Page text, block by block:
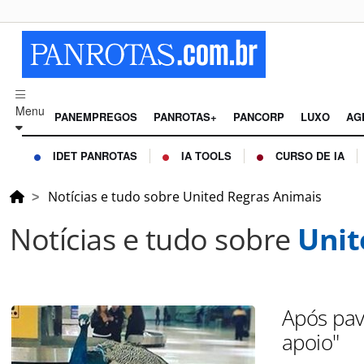
Menu PANEMPREGOS PANROTAS+ PANCORP LUXO
IDET PANROTAS IA TOOLS CURSO DE IA
Notícias e tudo sobre United Regras Animais
Notícias e tudo sobre
Após
apoio"